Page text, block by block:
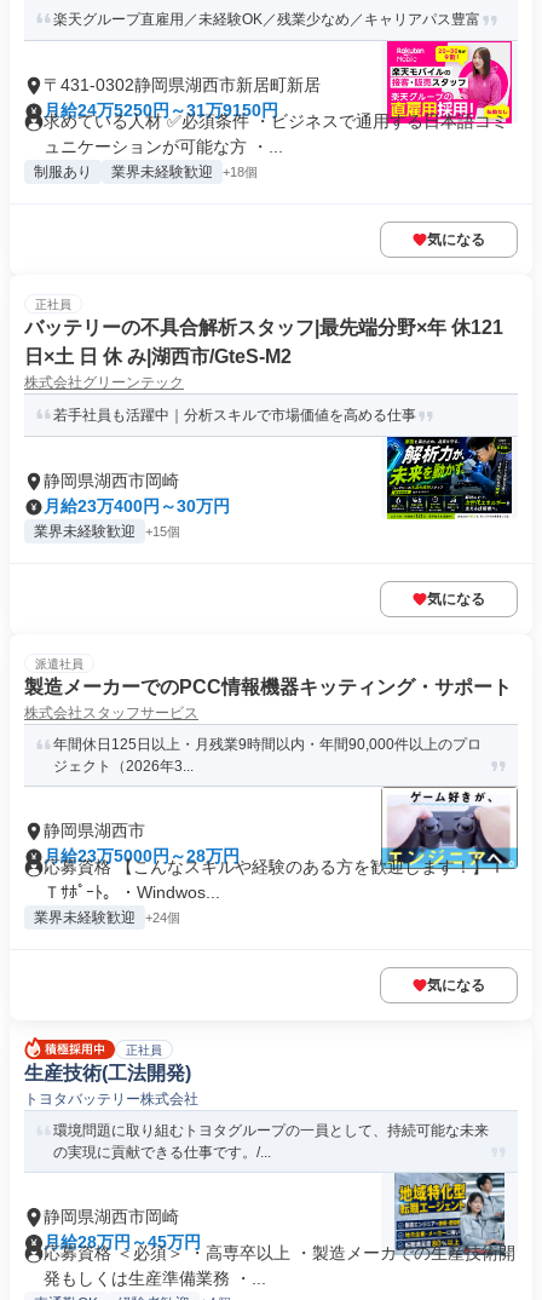
楽天グループ直雇用／未経験OK／残業少なめ／キャリアパス豊富
〒431-0302静岡県湖西市新居町新居
月給24万5250円～31万9150円
求めている人材 ✅必須条件 ・ビジネスで通用する日本語コミ
ュニケーションが可能な方 ・...
制服あり 業界未経験歓迎 +18個
気になる
正社員
バッテリーの不具合解析スタッフ|最先端分野×年 休121
日×土 日 休 み|湖西市/GteS-M2
株式会社グリーンテック
若手社員も活躍中｜分析スキルで市場価値を高める仕事
静岡県湖西市岡崎
月給23万400円～30万円
業界未経験歓迎 +15個
気になる
派遣社員
製造メーカーでのPCC情報機器キッティング・サポート
株式会社スタッフサービス
年間休日125日以上・月残業9時間以内・年間90,000件以上のプロ
ジェクト（2026年3...
静岡県湖西市
月給23万5000円～28万円
応募資格 【こんなスキルや経験のある方を歓迎します！】Ｉ
Ｔｻﾎﾟｰﾄ。・Windwos...
業界未経験歓迎 +24個
気になる
正社員
生産技術(工法開発)
トヨタバッテリー株式会社
環境問題に取り組むトヨタグループの一員として、持続可能な未来
の実現に貢献できる仕事です。/...
静岡県湖西市岡崎
月給28万円～45万円
応募資格 ＜必須＞ ・高専卒以上 ・製造メーカでの生産技術開
発もしくは生産準備業務 ・...